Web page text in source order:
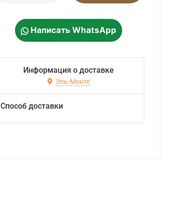
Написать WhatsApp
Информация о доставке
Эль-Монте
Способ доставки